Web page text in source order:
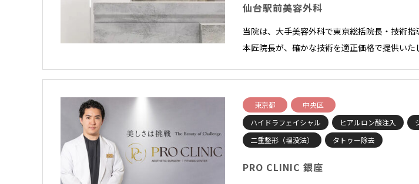
仙台駅前美容外科
当院は、大手美容外科で東京総括院長・技術
本匠院長が、確かな技術を適正価格で提供い
東京都
中央区
ハイドラフェイシャル
ヒアルロン酸注入
二重整形（埋没法）
タトゥー除去
PRO CLINIC 銀座